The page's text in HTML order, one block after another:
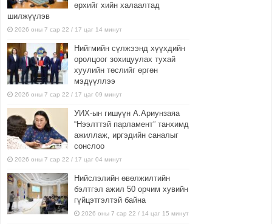
өрхийг хийн халаалтад
шилжүүлэв
2026 оны 7 сар 22 / 17 цаг 14 минут
Нийгмийн сүлжээнд хүүхдийн
оролцоог зохицуулах тухай
хуулийн төслийг өргөн
мэдүүллээ
2026 оны 7 сар 22 / 17 цаг 09 минут
УИХ-ын гишүүн А.Ариунзаяа
“Нээлттэй парламент” танхимд
ажиллаж, иргэдийн саналыг
сонслоо
2026 оны 7 сар 22 / 17 цаг 04 минут
Нийслэлийн өвөлжилтийн
бэлтгэл ажил 50 орчим хувийн
гүйцэтгэлтэй байна
2026 оны 7 сар 22 / 14 цаг 15 минут